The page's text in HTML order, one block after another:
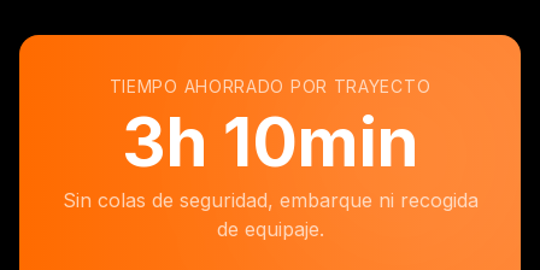
TIEMPO AHORRADO POR TRAYECTO
3h 10min
Sin colas de seguridad, embarque ni recogida
de equipaje.